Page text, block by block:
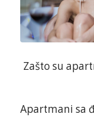
Zašto su
Apartmani sa